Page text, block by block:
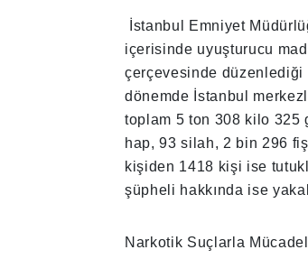
İstanbul Emniyet
içerisinde uyuşturucu
çerçevesinde düzenlediği
dönemde İstanbul
toplam 5 ton 308 kilo 325
hap, 93 silah, 2 bin 296
kişiden 1418 kişi ise
şüpheli hakkında ise
Narkotik Suçlarla